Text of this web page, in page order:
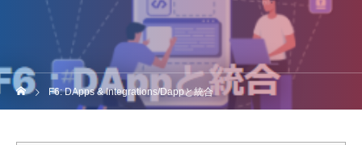
F6: DApps & Integrations/Dappと統合